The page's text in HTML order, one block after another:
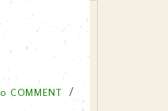
0 COMMENT